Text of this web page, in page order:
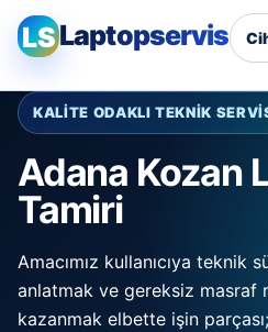
LSLaptopservis
KALİTE ODAKLI TEKNİK
Adana Kozan
Tamiri
Amacımız kullanıcıya teknik
anlatmak ve gereksiz masraf
kazanmak elbette işin